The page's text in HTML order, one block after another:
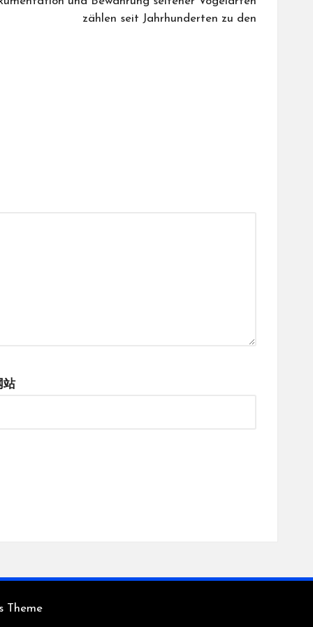
zählen seit Jahrhunderten zu den
站
Theme